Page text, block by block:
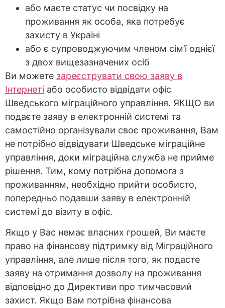
або маєте статус чи посвідку на
проживання як особа, яка потребує
захисту в Україні
або є супроводжуючим членом сім’ї однієї
з двох вищезазначених осіб
Ви можете зареєструвати свою заяву в
Інтернеті або особисто відвідати офіс
Шведського міграційного управління. ЯКЩО ви
подаєте заяву в електронній системі та
самостійно організували своє проживання, Вам
не потрібно відвідувати Шведське міграційне
управління, доки міграційна служба не прийме
рішення. Тим, кому потрібна допомога з
проживанням, необхідно прийти особисто,
попередньо подавши заяву в електронній
системі до візиту в офіс.
Якщо у Вас немає власних грошей, Ви маєте
право на фінансову підтримку від Міграційного
управління, але лише після того, як подасте
заяву на отримання дозволу на проживання
відповідно до Директиви про тимчасовий
захист. Якщо Вам потрібна фінансова